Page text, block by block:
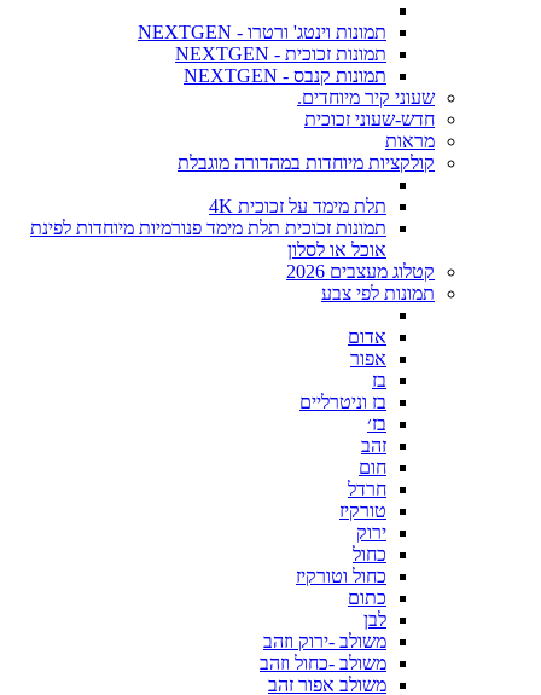
תמונות וינטג' ורטרו - NEXTGEN
תמונות זכוכית - NEXTGEN
תמונות קנבס - NEXTGEN
שעוני קיר מיוחדים.
חדש-שעוני זכוכית
מראות
קולקציות מיוחדות במהדורה מוגבלת
תלת מימד על זכוכית 4K
תמונות זכוכית תלת מימד פנורמיות מיוחדות לפינת
אוכל או לסלון
קטלוג מעצבים 2026
תמונות לפי צבע
אדום
אפור
בז
בז וניטרליים
בז׳
זהב
חום
חרדל
טורקיז
ירוק
כחול
כחול וטורקיז
כתום
לבן
משולב -ירוק וזהב
משולב -כחול וזהב
משולב אפור זהב